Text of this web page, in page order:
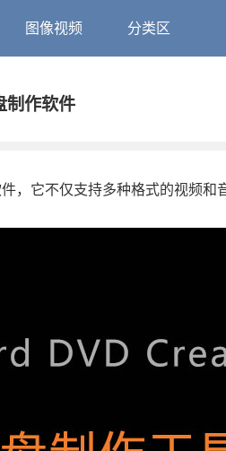
图像视频 分类区
制作软件
，它不仅支持多种格式的视频和